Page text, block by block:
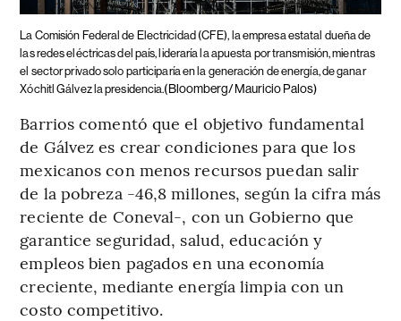
La Comisión Federal de Electricidad (CFE), la empresa estatal dueña de
las redes eléctricas del país, lideraría la apuesta por transmisión, mientras
el sector privado solo participaría en la generación de energía, de ganar
Xóchitl Gálvez la presidencia.(Bloomberg/Mauricio Palos)
Barrios comentó que el objetivo fundamental
de Gálvez es crear condiciones para que los
mexicanos con menos recursos puedan salir
de la pobreza -46,8 millones, según la cifra más
reciente de Coneval-, con un Gobierno que
garantice seguridad, salud, educación y
empleos bien pagados en una economía
creciente, mediante energía limpia con un
costo competitivo.